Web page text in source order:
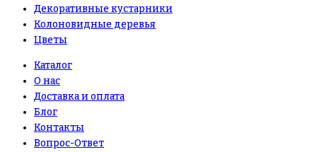
Декоративные кустарники
Колоновидные деревья
Цветы
Каталог
О нас
Доставка и оплата
Блог
Контакты
Вопрос-Ответ